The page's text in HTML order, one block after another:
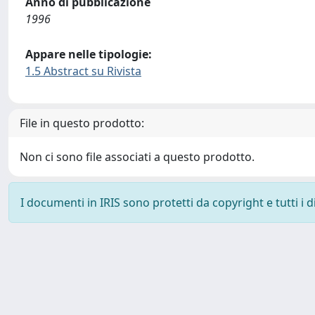
1996
Appare nelle tipologie:
1.5 Abstract su Rivista
File in questo prodotto:
Non ci sono file associati a questo prodotto.
I documenti in IRIS sono protetti da copyright e tutti i